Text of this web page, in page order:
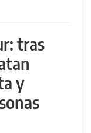
tras
y